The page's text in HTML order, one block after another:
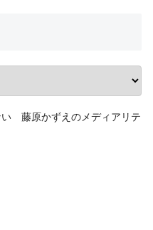
い 藤原かずえのメディアリテ